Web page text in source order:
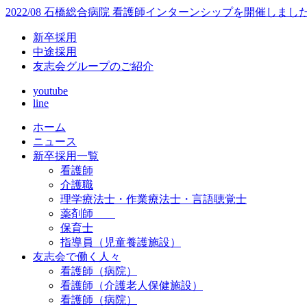
2022/08 石橋総合病院 看護師インターンシップを開催しまし
新卒採用
中途採用
友志会グループのご紹介
youtube
line
ホーム
ニュース
新卒採用一覧
看護師
介護職
理学療法士・作業療法士・言語聴覚士
薬剤師
保育士
指導員（児童養護施設）
友志会で働く人々
看護師（病院）
看護師（介護老人保健施設）
看護師（病院）